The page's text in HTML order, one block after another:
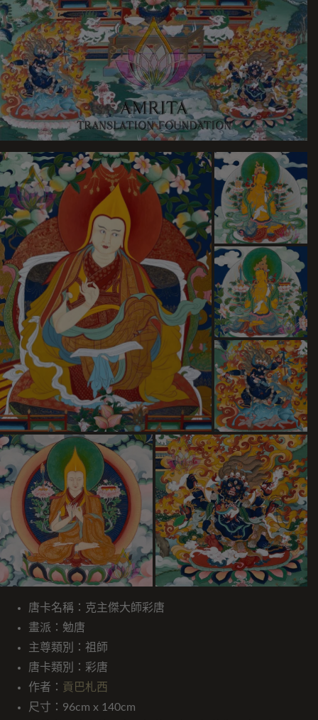
唐卡名稱：克主傑大師彩唐
畫派：勉唐
主尊類別：祖師
唐卡類別：彩唐
作者： 貢巴札西
尺寸：96cm x 140cm